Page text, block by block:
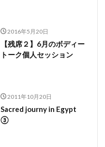
2016年5月20日
【残席２】6月のボディー
トーク個人セッション
2011年10月20日
Sacred journy in Egypt
③